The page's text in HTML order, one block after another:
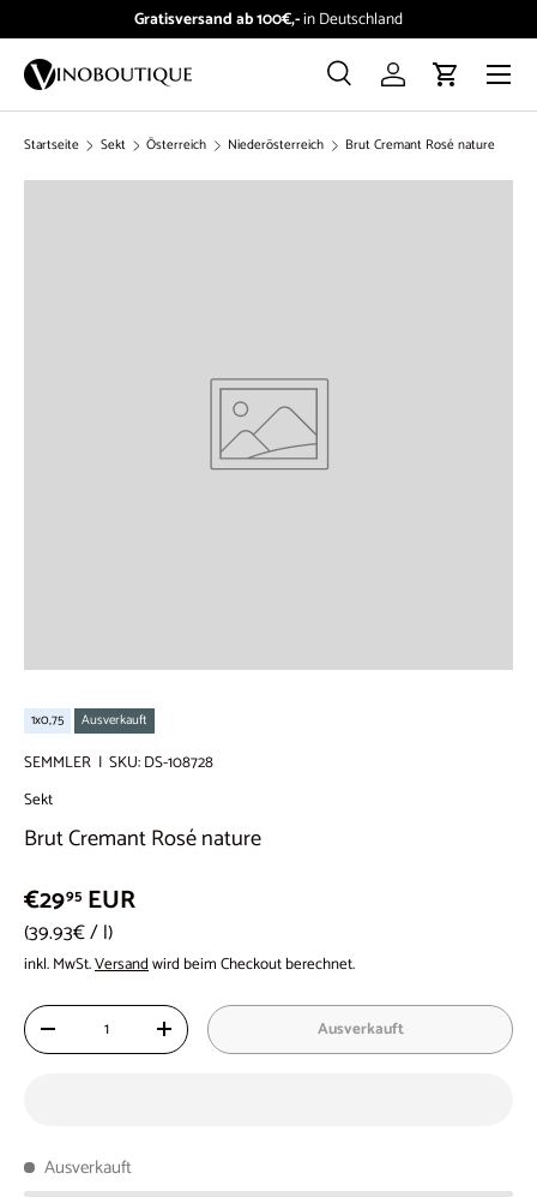
Direkt zum Inhalt
Gratisversand ab 100€,-in Deutschland
Suchen
Suche Einloggen
Menü
Startseite Sekt Österreich Niederösterreich Brut Cremant Rosé nature
1x0,75 Ausverkauft
SEMMLER | SKU:DS-108728
Sekt
Brut Cremant Rosé nature
€2995 EUR
Grundpreis
39.93€/l
inkl. MwSt.Versandwird beim Checkout berechnet.
Anzahl
- + Ausverkauft
Ausverkauft